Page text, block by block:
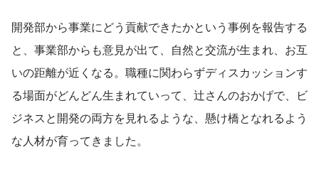
開発部から事業にどう貢献できたかという事例を報告する
と、事業部からも意見が出て、自然と交流が生まれ、お互
いの距離が近くなる。職種に関わらずディスカッションす
る場面がどんどん生まれていって、辻さんのおかげで、ビ
ジネスと開発の両方を見れるような、懸け橋となれるよう
な人材が育ってきました。